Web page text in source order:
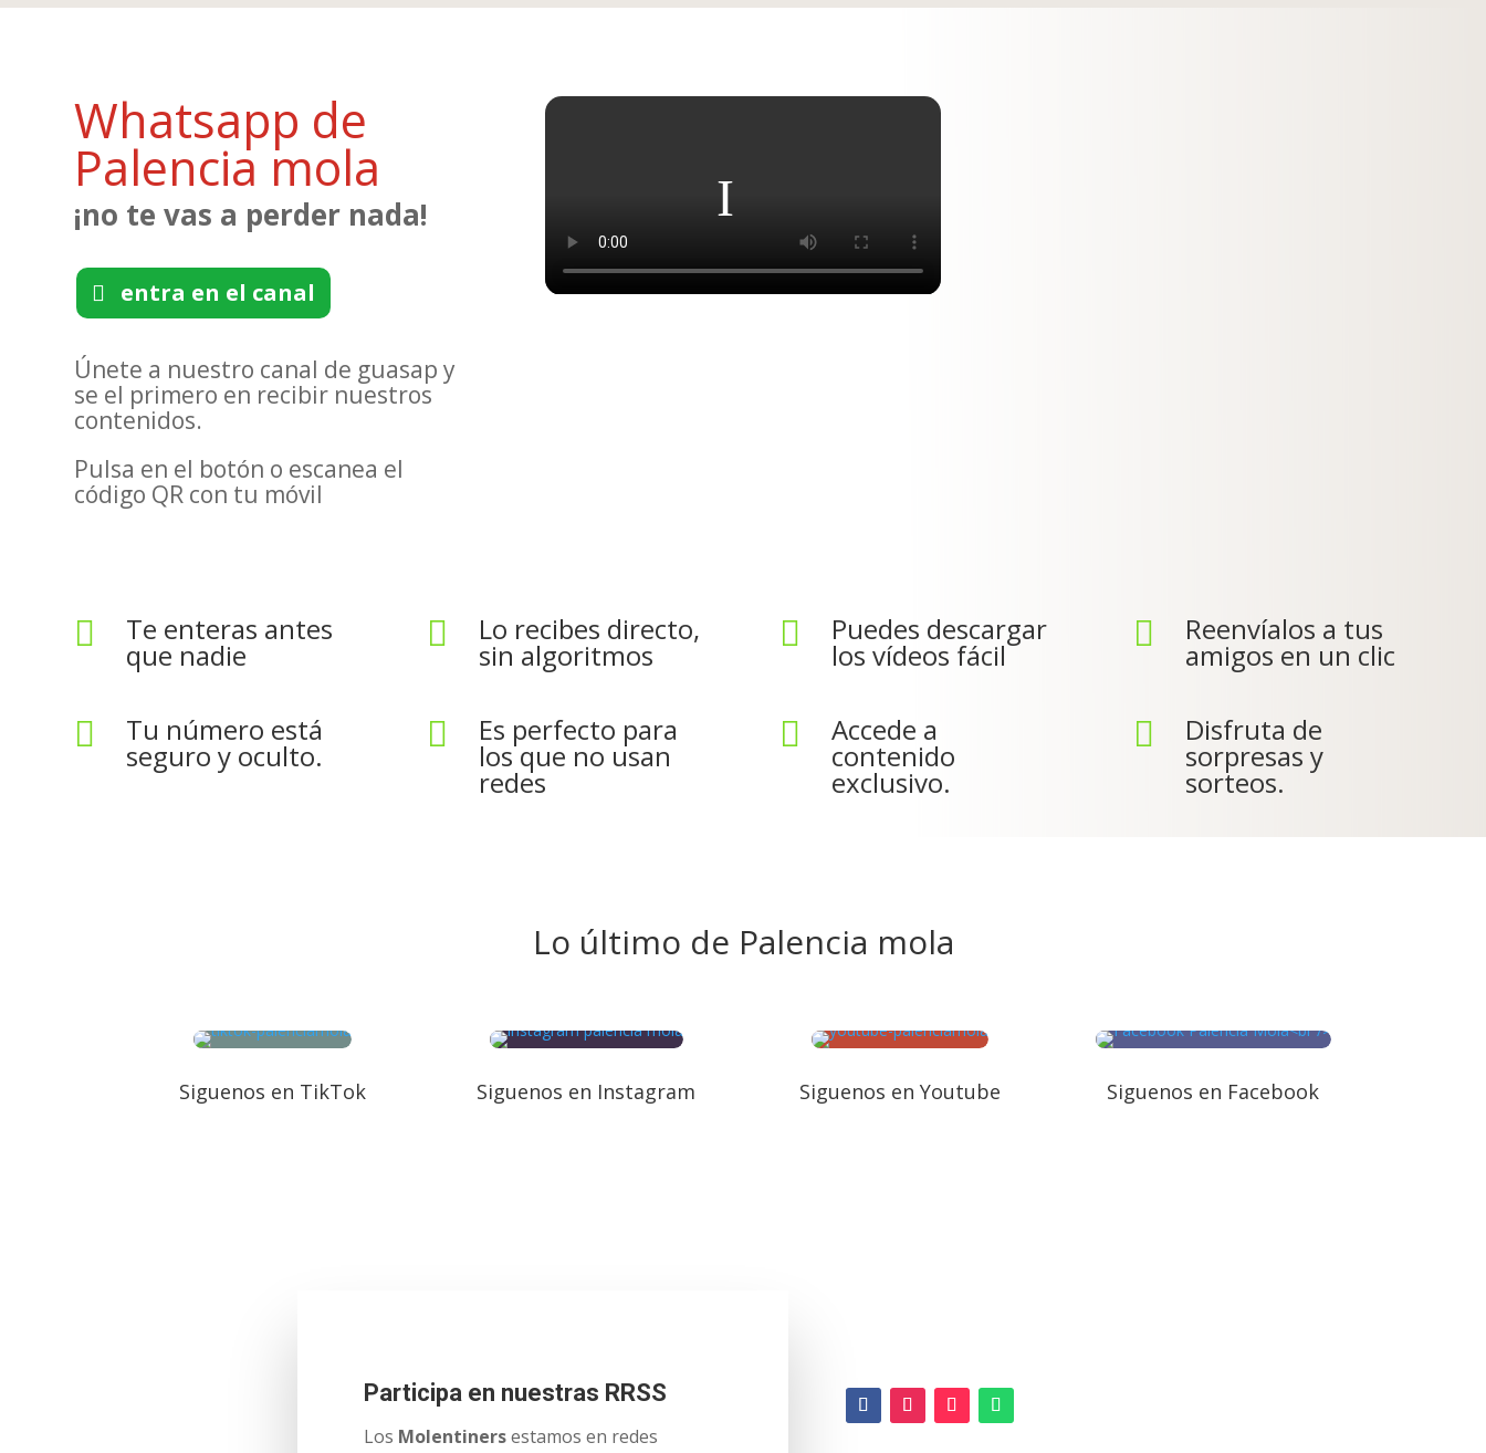
Whatsapp de
Palencia mola
¡no te vas a perder nada!
entra en el canal
Únete a nuestro canal de guasap y
se el primero en recibir nuestros
contenidos.
Pulsa en el botón o escanea el
código QR con tu móvil
 Te enteras antes
que nadie
 Tu número está
seguro y oculto.
 Lo recibes directo,
sin algoritmos
 Es perfecto para
los que no usan
redes
 Puedes descargar
los vídeos fácil
 Accede a
contenido
exclusivo.
 Reenvíalos a tus
amigos en un clic
 Disfruta de
sorpresas y
sorteos.
Lo último de Palencia mola
Siguenos en TikTok Siguenos en Instagram Siguenos en Youtube Siguenos en Facebook
Participa en nuestras RRSS
Los Molentinersestamos en redes